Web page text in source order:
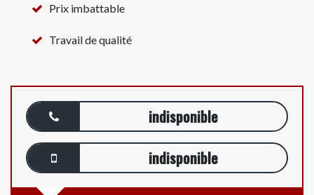
Prix imbattable
Travail de qualité
indisponible
indisponible